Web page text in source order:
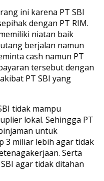
ini karena PT SBI
dengan PT RIM.
niatan baik
berjalan namun
cash namun PT
tersebut dengan
PT SBI yang
tidak mampu
lokal. Sehingga PT
untuk
3 miliar lebih agar tidak
Serta
agar tidak ditahan